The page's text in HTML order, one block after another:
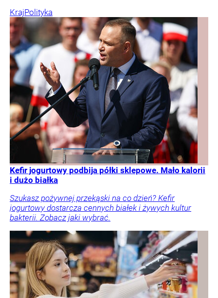
KrajPolityka
Kefir jogurtowy podbija półki sklepowe. Mało kalorii
i dużo białka
Szukasz pożywnej przekąski na co dzień? Kefir
jogurtowy dostarcza cennych białek i żywych kultur
bakterii. Zobacz jaki wybrać.